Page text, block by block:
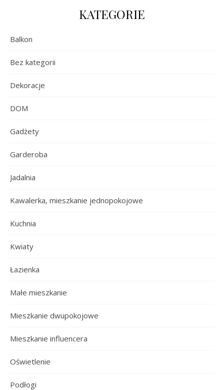
KATEGORIE
Balkon
Bez kategorii
Dekoracje
DOM
Gadżety
Garderoba
Jadalnia
Kawalerka, mieszkanie jednopokojowe
Kuchnia
Kwiaty
Łazienka
Małe mieszkanie
Mieszkanie dwupokojowe
Mieszkanie influencera
Oświetlenie
Podłogi